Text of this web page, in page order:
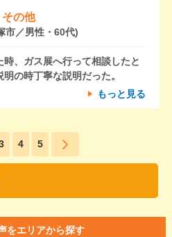
その他
市／男性・60代)
、ガス展へ行って相談したと
の時丁寧な説明だった。
もっと見る
4 5
をエリアから探す